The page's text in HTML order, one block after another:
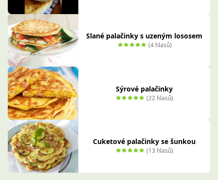
Slané palačinky s uzeným lososem
(4 hlasů)
Sýrové palačinky
(22 hlasů)
Cuketové palačinky se šunkou
(13 hlasů)